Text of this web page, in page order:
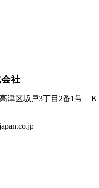
社
高津区坂戸3丁目2番1号